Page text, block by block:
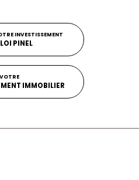
INVESTISSEMENT
PINEL
IMMOBILIER